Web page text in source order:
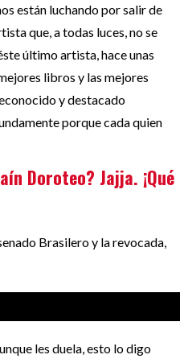
están luchando por salir de
que, a todas luces, no se
último artista, hace unas
libros y las mejores
y destacado
porque cada quien
Doroteo? Jajja. ¡Qué
Brasilero y la revocada,
les duela, esto lo digo